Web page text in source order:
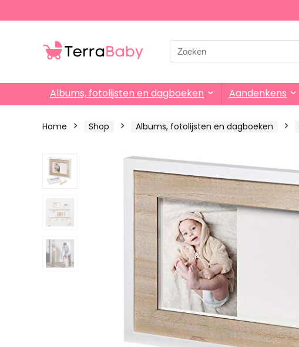
Search
for:
Albums, fotolijsten en dagboeken Aandenkens
Home Shop Albums, fotolijsten en dagboeken